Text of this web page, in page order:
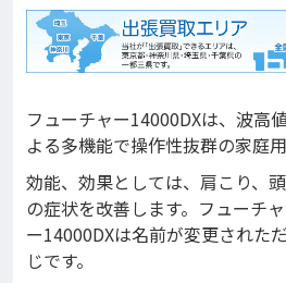
フューチャー14000DXは、波高
よる多機能で操作性抜群の家庭
効能、効果としては、肩こり、
の症状を改善します。フューチ
ー14000DXは名前が変更された
じです。